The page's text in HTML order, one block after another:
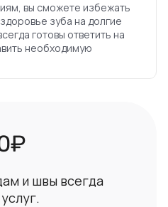
вы сможете избежать
зуба на долгие
готовы ответить на
необходимую
и швы всегда